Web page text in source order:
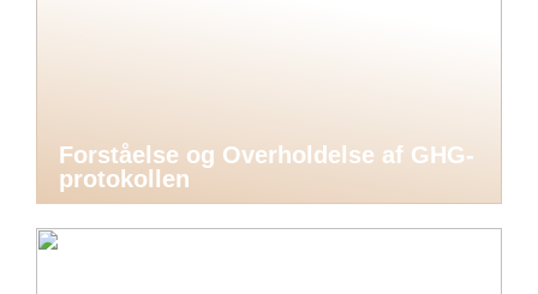
Forståelse og Overholdelse af GHG-
protokollen